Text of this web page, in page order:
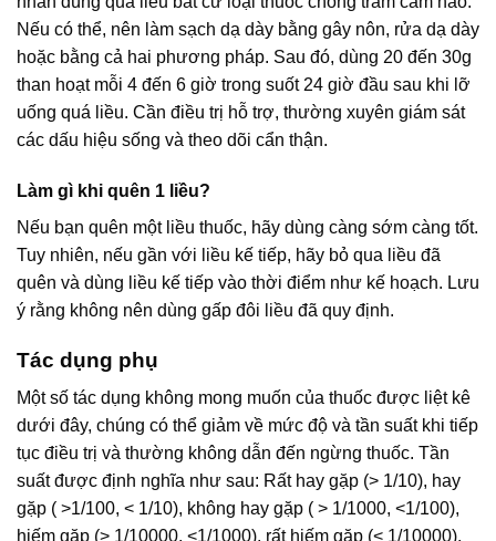
Nếu có thể, nên làm sạch dạ dày bằng gây nôn, rửa dạ dày
hoặc bằng cả hai phương pháp. Sau đó, dùng 20 đến 30g
than hoạt mỗi 4 đến 6 giờ trong suốt 24 giờ đầu sau khi lỡ
uống quá liều. Cần điều trị hỗ trợ, thường xuyên giám sát
các dấu hiệu sống và theo dõi cẩn thận.
Làm gì khi quên 1 liều?
Nếu bạn quên một liều thuốc, hãy dùng càng sớm càng tốt.
Tuy nhiên, nếu gần với liều kế tiếp, hãy bỏ qua liều đã
quên và dùng liều kế tiếp vào thời điểm như kế hoạch. Lưu
ý rằng không nên dùng gấp đôi liều đã quy định.
Tác dụng phụ
Một số tác dụng không mong muốn của thuốc được liệt kê
dưới đây, chúng có thể giảm về mức độ và tần suất khi tiếp
tục điều trị và thường không dẫn đến ngừng thuốc. Tần
suất được định nghĩa như sau: Rất hay gặp (> 1/10), hay
gặp ( >1/100, < 1/10), không hay gặp ( > 1/1000, <1/100),
hiếm gặp (> 1/10000, <1/1000), rất hiếm gặp (< 1/10000).